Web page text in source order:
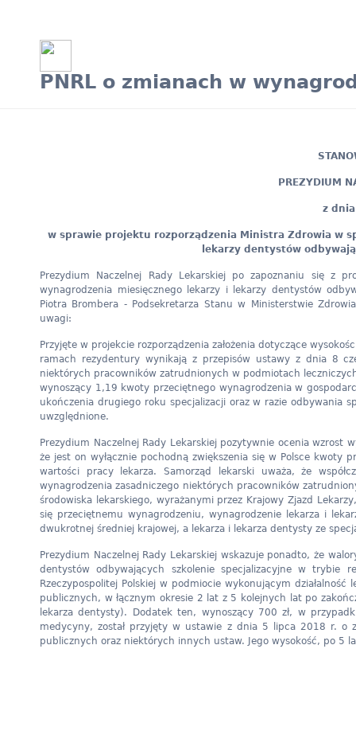
PNRL o zmianach w
PREZYDIUM
z
w sprawie projektu rozporządzenia Ministra Zdrowia w
lekarzy dentystów
Prezydium Naczelnej Rady Lekarskiej po zapoznaniu się z
wynagrodzenia miesięcznego lekarzy i lekarzy dentystów
Piotra Brombera - Podsekretarza Stanu w Ministerstwie
uwagi:
Przyjęte w projekcie rozporządzenia założenia dotyczące
ramach rezydentury wynikają z przepisów ustawy z dnia 8
niektórych pracowników zatrudnionych w podmiotach
wynoszący 1,19 kwoty przeciętnego wynagrodzenia w
ukończenia drugiego roku specjalizacji oraz w razie odbywania
uwzględnione.
Prezydium Naczelnej Rady Lekarskiej pozytywnie ocenia
że jest on wyłącznie pochodną zwiększenia się w Polsce kwoty
wartości pracy lekarza. Samorząd lekarski uważa, że
wynagrodzenia zasadniczego niektórych pracowników
środowiska lekarskiego, wyrażanymi przez Krajowy Zjazd
się przeciętnemu wynagrodzeniu, wynagrodzenie lekarza i
dwukrotnej średniej krajowej, a lekarza i lekarza dentysty ze
Prezydium Naczelnej Rady Lekarskiej wskazuje ponadto, że
dentystów odbywających szkolenie specjalizacyjne w trybie
Rzeczypospolitej Polskiej w podmiocie wykonującym
publicznych, w łącznym okresie 2 lat z 5 kolejnych lat po
lekarza dentysty). Dodatek ten, wynoszący 700 zł, w
medycyny, został przyjęty w ustawie z dnia 5 lipca 2018 r. o
publicznych oraz niektórych innych ustaw. Jego wysokość, po 5